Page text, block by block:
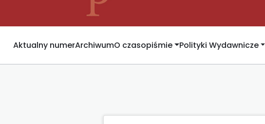
Aktualny numerArchiwumO czasopiśmie Polityki Wydawnicze